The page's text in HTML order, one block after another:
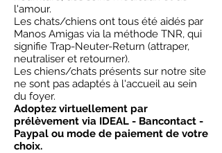
l'amour.
Les chats/chiens ont tous été aidés par
Manos Amigas via la méthode TNR, qui
signifie Trap-Neuter-Return (attraper,
neutraliser et retourner).
Les chiens/chats présents sur notre site
ne sont pas adaptés à l'accueil au sein
du foyer.
Adoptez virtuellement par
prélèvement via IDEAL - Bancontact -
Paypal ou mode de paiement de votre
choix.